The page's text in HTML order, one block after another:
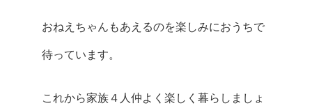
おねえちゃんもあえるのを楽しみにおうちで
待っています。
これから家族４人仲よく楽しく暮らしましょ